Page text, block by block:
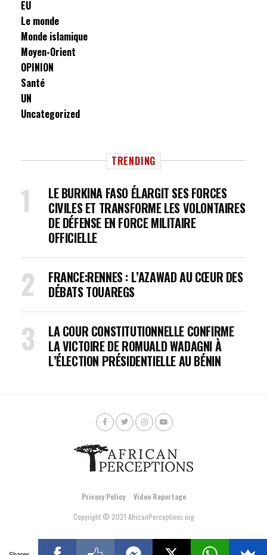
EU
Le monde
Monde islamique
Moyen-Orient
OPINION
Santé
UN
Uncategorized
TRENDING
LE BURKINA FASO ÉLARGIT SES FORCES
CIVILES ET TRANSFORME LES VOLONTAIRES
DE DÉFENSE EN FORCE MILITAIRE
OFFICIELLE
FRANCE:RENNES : L’AZAWAD AU CŒUR DES
DÉBATS TOUAREGS
LA COUR CONSTITUTIONNELLE CONFIRME
LA VICTOIRE DE ROMUALD WADAGNI À
L’ÉLECTION PRÉSIDENTIELLE AU BÉNIN
Privacy Policy
Video Reportage
Copyright © 2021 AfricanPerceptions.org